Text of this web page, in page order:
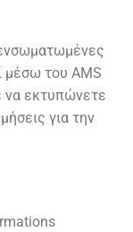
μέσω του AMS
να εκτυπώνετε
για την